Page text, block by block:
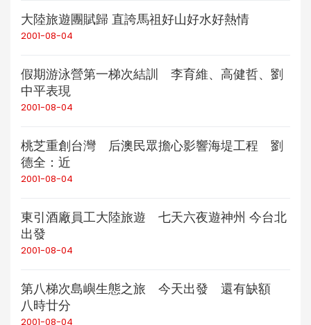
大陸旅遊團賦歸 直誇馬祖好山好水好熱情
2001-08-04
假期游泳營第一梯次結訓 李育維、高健哲、劉
中平表現
2001-08-04
桃芝重創台灣 后澳民眾擔心影響海堤工程 劉
德全：近
2001-08-04
東引酒廠員工大陸旅遊 七天六夜遊神州 今台北
出發
2001-08-04
第八梯次島嶼生態之旅 今天出發 還有缺額
八時廿分
2001-08-04